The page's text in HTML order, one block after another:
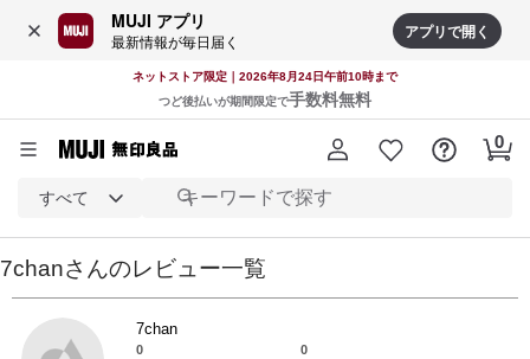
MUJI アプリ
最新情報が毎日届く アプリで開く
ネットストア限定｜2026年8月24日午前10時まで
つど後払いが期間限定で手数料無料
すべて
7chanさんのレビュー一覧
7chan
0
0